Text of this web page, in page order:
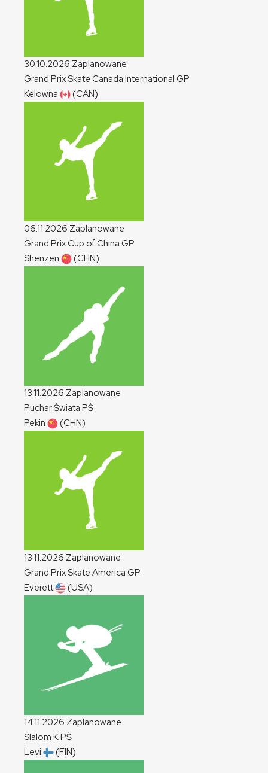
30.10.2026 Zaplanowane
Grand Prix Skate Canada International GP
Kelowna
(CAN)
06.11.2026 Zaplanowane
Grand Prix Cup of China GP
Shenzen
(CHN)
13.11.2026 Zaplanowane
Puchar Świata PŚ
Pekin
(CHN)
13.11.2026 Zaplanowane
Grand Prix Skate America GP
Everett
(USA)
14.11.2026 Zaplanowane
Slalom KPŚ
Levi
(FIN)